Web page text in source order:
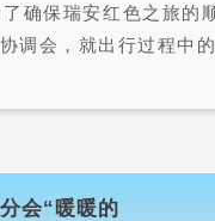
保瑞安红色之旅的
调会，就出行过程中
会“暖暖的